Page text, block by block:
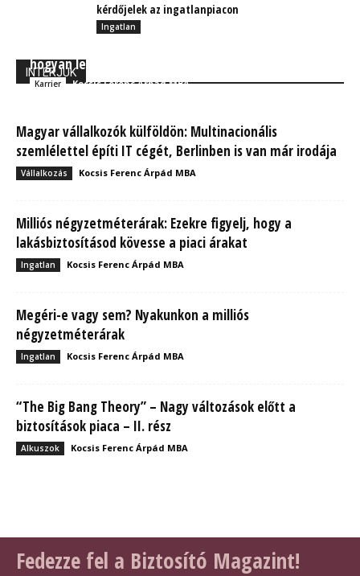
kérdőjelek az ingatlanpiacon
Ingatlan
INTERJÚK
hogyan lett sikeres az E-kárbejelentő!
Karrier Kocsis Ferenc Árpád MBA
Magyar vállalkozók külföldön: Multinacionális
szemlélettel építi IT cégét, Berlinben is van már irodája
Vállalkozás Kocsis Ferenc Árpád MBA
Milliós négyzetméterárak: Ezekre figyelj, hogy a
lakásbiztosításod kövesse a piaci árakat
Ingatlan Kocsis Ferenc Árpád MBA
Megéri-e vagy sem? Nyakunkon a milliós
négyzetméterárak
Ingatlan Kocsis Ferenc Árpád MBA
“The Big Bang Theory” – Nagy változások előtt a
biztosítások piaca – II. rész
Alkuszok Kocsis Ferenc Árpád MBA
Fedezze fel a Biztosító Magazint!